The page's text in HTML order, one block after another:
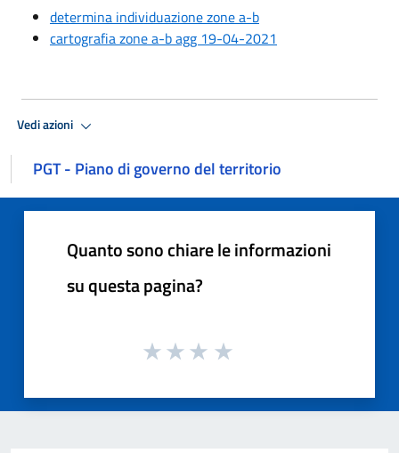
determina individuazione zone a-b
cartografia zone a-b agg 19-04-2021
Vedi azioni
PGT - Piano di governo del territorio
Quanto sono chiare le informazioni
su questa pagina?